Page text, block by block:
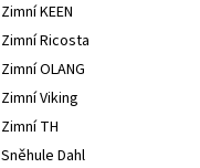
Zimní KEEN
Zimní Ricosta
Zimní OLANG
Zimní Viking
Zimní TH
Sněhule Dahl